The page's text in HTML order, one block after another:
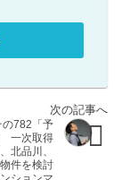
の782「予
一次取得
北品川、
件を検討
ションマ